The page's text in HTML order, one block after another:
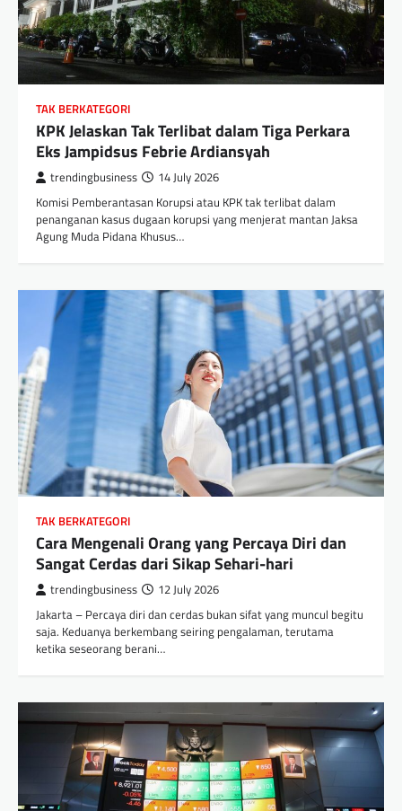
TAK BERKATEGORI
KPK Jelaskan Tak Terlibat dalam Tiga Perkara
Eks Jampidsus Febrie Ardiansyah
trendingbusiness 14 July 2026
Komisi Pemberantasan Korupsi atau KPK tak terlibat dalam
penanganan kasus dugaan korupsi yang menjerat mantan Jaksa
Agung Muda Pidana Khusus…
TAK BERKATEGORI
Cara Mengenali Orang yang Percaya Diri dan
Sangat Cerdas dari Sikap Sehari-hari
trendingbusiness 12 July 2026
Jakarta – Percaya diri dan cerdas bukan sifat yang muncul begitu
saja. Keduanya berkembang seiring pengalaman, terutama
ketika seseorang berani…